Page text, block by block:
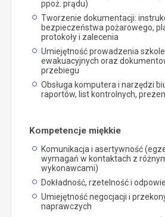
ppoż. prądu)
Tworzenie dokumentacji:
bezpieczeństwa pożarowego,
protokoły i zalecenia
Umiejętność prowadzenia
ewakuacyjnych oraz
przebiegu
Obsługa komputera i narzędzi
raportów, list kontrolnych,
Kompetencje miękkie
Komunikacja i asertywność
wymagań w kontaktach z
wykonawcami)
Dokładność, rzetelność i
Umiejętność negocjacji i
naprawczych